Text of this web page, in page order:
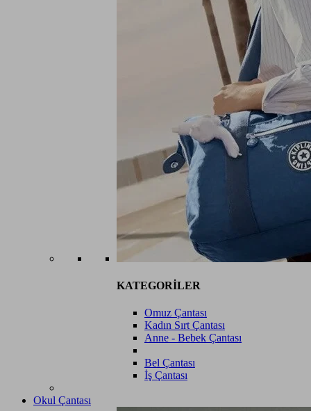
KATEGORİLER
Omuz Çantası
Kadın Sırt Çantası
Anne - Bebek Çantası
Bel Çantası
İş Çantası
Okul Çantası